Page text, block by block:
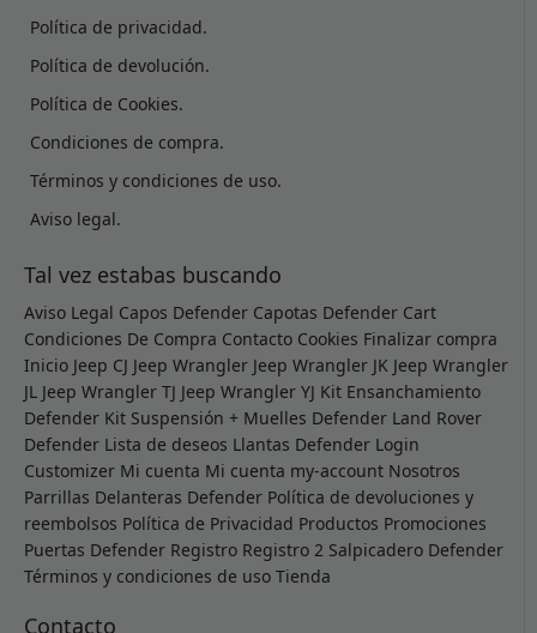
Política de privacidad.
Política de devolución.
Política de Cookies.
Condiciones de compra.
Términos y condiciones de uso.
Aviso legal.
Tal vez estabas buscando
Aviso Legal Capos Defender Capotas Defender Cart
Condiciones De Compra Contacto Cookies Finalizar compra
Inicio Jeep CJ Jeep Wrangler Jeep Wrangler JK Jeep Wrangler
JL Jeep Wrangler TJ Jeep Wrangler YJ Kit Ensanchamiento
Defender Kit Suspensión + Muelles Defender Land Rover
Defender Lista de deseos Llantas Defender Login
Customizer Mi cuenta Mi cuenta my-account Nosotros
Parrillas Delanteras Defender Política de devoluciones y
reembolsos Política de Privacidad Productos Promociones
Puertas Defender Registro Registro 2 Salpicadero Defender
Términos y condiciones de uso Tienda
Contacto